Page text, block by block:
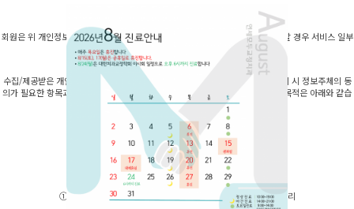
2) 개인정보의 수집 방법 : 회원가입을 통해 제공받음
회원은 위 개인정보의 제공을 거부할 수 있습니다. 다만, 개인정보의 제공을 거부할 경우 서비스 일부
또는 전체의 이용이 불가능할 수 있습니다.
2. 개인정보의 수집 및 이용 목적
수집/제공받은 개인정보에 대해 연세모두치과교정과치과의원는 아래와 같이 처리 시 정보주체의 동
의가 필요한 항목과 동의가 필요하지 않은 항목을 구분하고 있으며, 항목 별 이용목적은 아래와 같습
니다.
[회원의 동의가 필요한 항목]
① 회원 ID : 콘텐츠 제공에 따른 개인 식별
② 회원 이름 : 콘텐츠 제공에 따른 개인 식별
③ 비밀번호 : 본인 인증
[회원의 동의가 필요하지 않은 항목]
① 접속기록(방문일시 등) : 서비스품질 향상, 계약이행 및 분쟁처리